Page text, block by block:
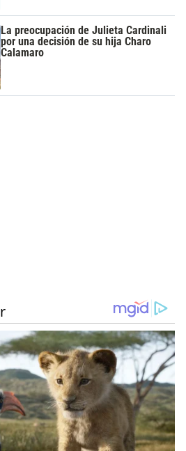
La preocupación de Julieta Cardinali
por una decisión de su hija Charo
Calamaro